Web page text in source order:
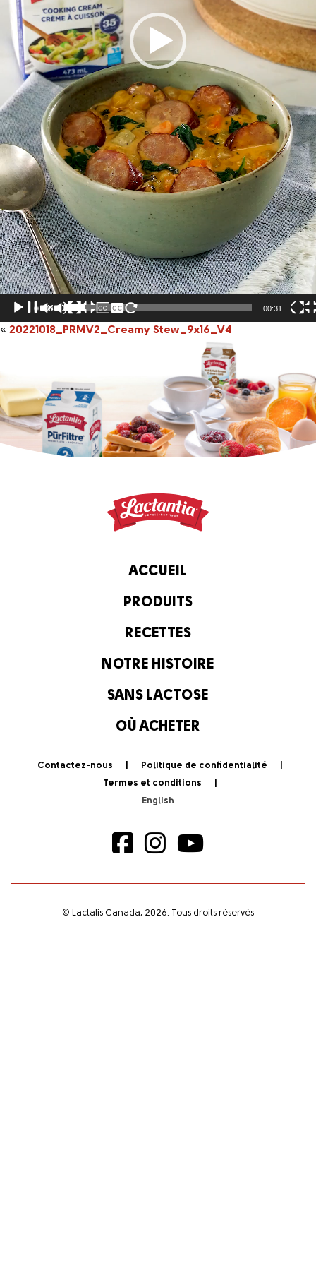
00:00 00:31
« 20221018_PRMV2_Creamy Stew_9x16_V4
ACCUEIL
PRODUITS
RECETTES
NOTRE HISTOIRE
SANS LACTOSE
OÙ ACHETER
Contactez-nous
Politique de confidentialité
Termes et conditions
© Lactalis Canada, 2026. Tous droits réservés